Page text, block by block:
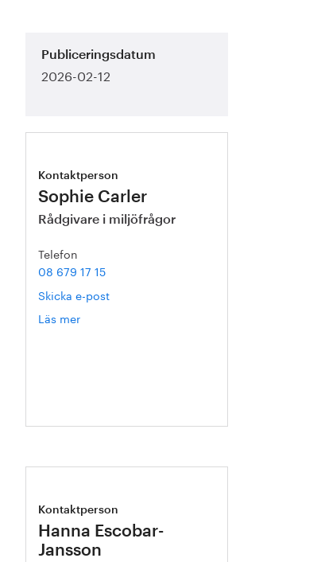
Publiceringsdatum
2026-02-12
Kontaktperson
Sophie Carler
Rådgivare i miljöfrågor
Telefon
08 679 17 15
Skicka e-post
Läs mer
Kontaktperson
Hanna Escobar-
Jansson